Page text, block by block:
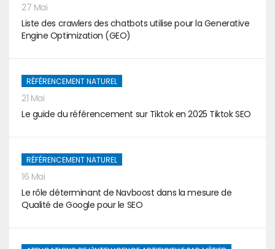
27 Mai
Liste des crawlers des chatbots utilise pour la Generative
Engine Optimization (GEO)
RÉFÉRENCEMENT NATUREL
21 Mai
Le guide du référencement sur Tiktok en 2025 Tiktok SEO
RÉFÉRENCEMENT NATUREL
16 Mai
Le rôle déterminant de Navboost dans la mesure de
Qualité de Google pour le SEO